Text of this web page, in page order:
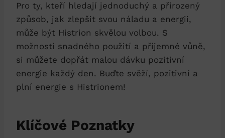
Pro ty, kteří hledají jednoduchý a přirozený
způsob, jak zlepšit svou náladu a energii,
může být Histrion skvělou volbou. S
možností snadného použití a příjemné vůně,
si můžete dopřát malou dávku pozitivní
energie každý den. Buďte svěží, pozitivní a
plní energie s Histrionem!
Klíčové Poznatky